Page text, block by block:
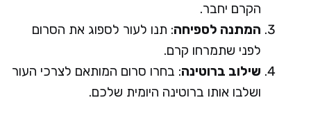
הקרם יחבר.
המתנה לספיחה: תנו לעור לספוג את הסרום
לפני שתמרחו קרם.
שילוב ברוטינה: בחרו סרום המותאם לצרכי העור
ושלבו אותו ברוטינה היומית שלכם.